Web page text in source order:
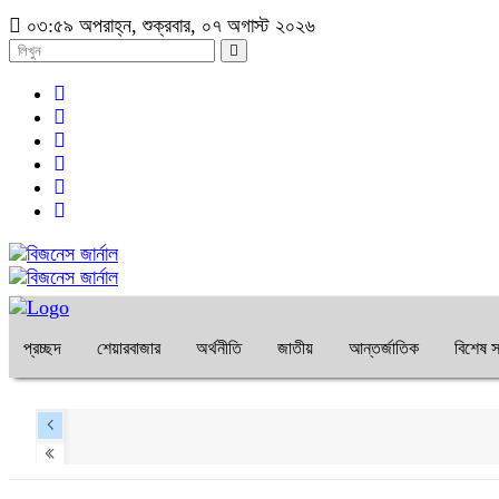
০৩:৫৯ অপরাহ্ন, শুক্রবার, ০৭ অগাস্ট ২০২৬
প্রচ্ছদ শেয়ারবাজার অর্থনীতি জাতীয় আন্তর্জাতিক বিশেষ